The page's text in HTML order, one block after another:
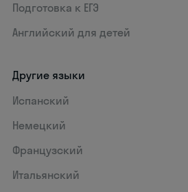
Подготовка к ЕГЭ
Английский для детей
Другие языки
Испанский
Немецкий
Французский
Итальянский